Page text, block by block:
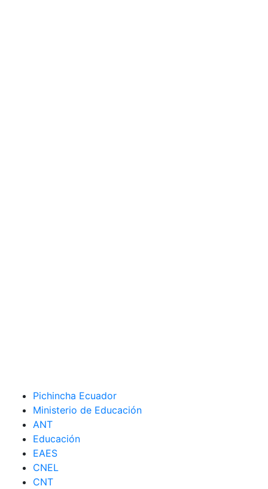
Pichincha Ecuador
Ministerio de Educación
ANT
Educación
EAES
CNEL
CNT